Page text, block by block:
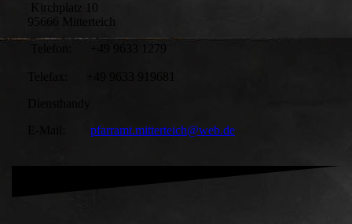
Kirchplatz 10
95666 Mitterteich
Telefon: +49 9633 1279
pfarramt.mitterteich@web.de